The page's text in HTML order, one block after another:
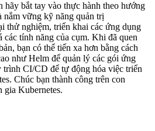
bắt tay vào thực hành theo hướng
nắm vững kỹ năng quản trị
thử nghiệm, triển khai các ứng dụng
các tính năng của cụm. Khi đã quen
bạn có thể tiến xa hơn bằng cách
như Helm để quản lý các gói ứng
trình CI/CD để tự động hóa việc triển
Chúc bạn thành công trên con
gia Kubernetes.